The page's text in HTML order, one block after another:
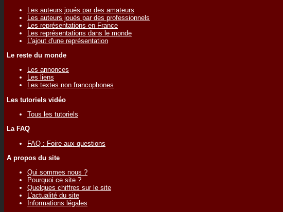
Les auteurs joués par des amateurs
Les auteurs joués par des professionnels
Les représentations en France
Les représentations dans le monde
L'ajout d'une représentation
Le reste du monde
Les annonces
Les liens
Les textes non francophones
Les tutoriels vidéo
Tous les tutoriels
La FAQ
FAQ : Foire aux questions
A propos du site
Qui sommes nous ?
Pourquoi ce site ?
Quelques chiffres sur le site
L'actualité du site
Informations légales